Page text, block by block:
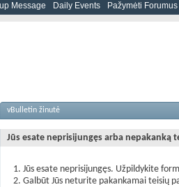
Message Daily Events Pažymėti
vBulletin žinutė
Jūs esate neprisijungęs arba nepakanką
Jūs esate neprisijungęs. Užpildykite
Galbūt Jūs neturite pakankamai teisių